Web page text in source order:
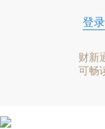
登录
财新
可畅